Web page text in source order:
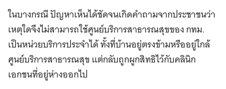
ในบางกรณี ปัญหาเห็นได้ชัดจนเกิดคำถามจากประชาชนว่า
เหตุใดจึงไม่สามารถใช้ศูนย์บริการสาธารณสุขของ กทม.
เป็นหน่วยบริการประจำได้ ทั้งที่บ้านอยู่ตรงข้ามหรืออยู่ใกล้
ศูนย์บริการสาธารณสุข แต่กลับถูกผูกสิทธิไว้กับคลินิก
เอกชนที่อยู่ห่างออกไป